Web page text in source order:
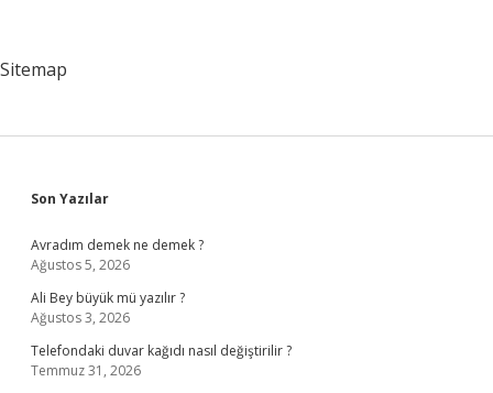
Sitemap
Sidebar
Son Yazılar
Avradım demek ne demek ?
Ağustos 5, 2026
Ali Bey büyük mü yazılır ?
Ağustos 3, 2026
Telefondaki duvar kağıdı nasıl değiştirilir ?
Temmuz 31, 2026